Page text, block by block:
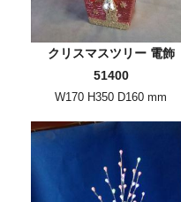
クリスマスツリー 電飾
51400
W170 H350 D160 mm